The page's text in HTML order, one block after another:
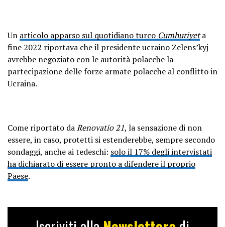
Un articolo apparso sul quotidiano turco Cumhuriyeta
fine 2022 riportava che il presidente ucraino Zelens’kyj
avrebbe negoziato con le autorità polacche la
partecipazione delle forze armate polacche al conflitto in
Ucraina.
Come riportato daRenovatio 21, la sensazione di non
essere, in caso, protetti si estenderebbe, sempre secondo
sondaggi, anche ai tedeschi: solo il 17% degli intervistati
ha dichiarato di essere pronto a difendere il proprio
Paese.